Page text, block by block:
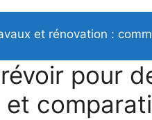
et rénovation :
pour
et